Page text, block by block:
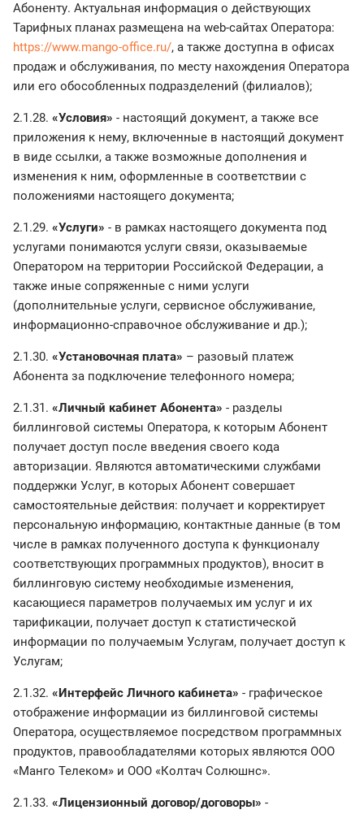
Абоненту. Актуальная информация о действующих
Тарифных планах размещена на web-сайтах Оператора:
https://www.mango-office.ru/, а также доступна в офисах
продаж и обслуживания, по месту нахождения Оператора
или его обособленных подразделений (филиалов);
2.1.28. «Условия» - настоящий документ, а также все
приложения к нему, включенные в настоящий документ
в виде ссылки, а также возможные дополнения и
изменения к ним, оформленные в соответствии с
положениями настоящего документа;
2.1.29. «Услуги» - в рамках настоящего документа под
услугами понимаются услуги связи, оказываемые
Оператором на территории Российской Федерации, а
также иные сопряженные с ними услуги
(дополнительные услуги, сервисное обслуживание,
информационно-справочное обслуживание и др.);
2.1.30. «Установочная плата» – разовый платеж
Абонента за подключение телефонного номера;
2.1.31. «Личный кабинет Абонента» - разделы
биллинговой системы Оператора, к которым Абонент
получает доступ после введения своего кода
авторизации. Являются автоматическими службами
поддержки Услуг, в которых Абонент совершает
самостоятельные действия: получает и корректирует
персональную информацию, контактные данные (в том
числе в рамках полученного доступа к функционалу
соответствующих программных продуктов), вносит в
биллинговую систему необходимые изменения,
касающиеся параметров получаемых им услуг и их
тарификации, получает доступ к статистической
информации по получаемым Услугам, получает доступ к
Услугам;
2.1.32. «Интерфейс Личного кабинета» - графическое
отображение информации из биллинговой системы
Оператора, осуществляемое посредством программных
продуктов, правообладателями которых являются ООО
«Манго Телеком» и ООО «Колтач Солюшнс».
2.1.33. «Лицензионный договор/договоры» -